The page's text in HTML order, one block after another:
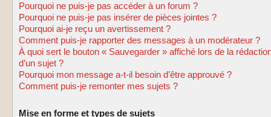
Pourquoi ne puis-je pas accéder à un forum ?
Pourquoi ne puis-je pas insérer de pièces jointes ?
Pourquoi ai-je reçu un avertissement ?
Comment puis-je rapporter des messages à un modérateur ?
À quoi sert le bouton « Sauvegarder » affiché lors de la
d’un sujet ?
Pourquoi mon message a-t-il besoin d’être approuvé ?
Comment puis-je remonter mes sujets ?
Mise en forme et types de sujets